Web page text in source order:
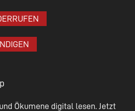
Ökumene digital lesen. Jetzt